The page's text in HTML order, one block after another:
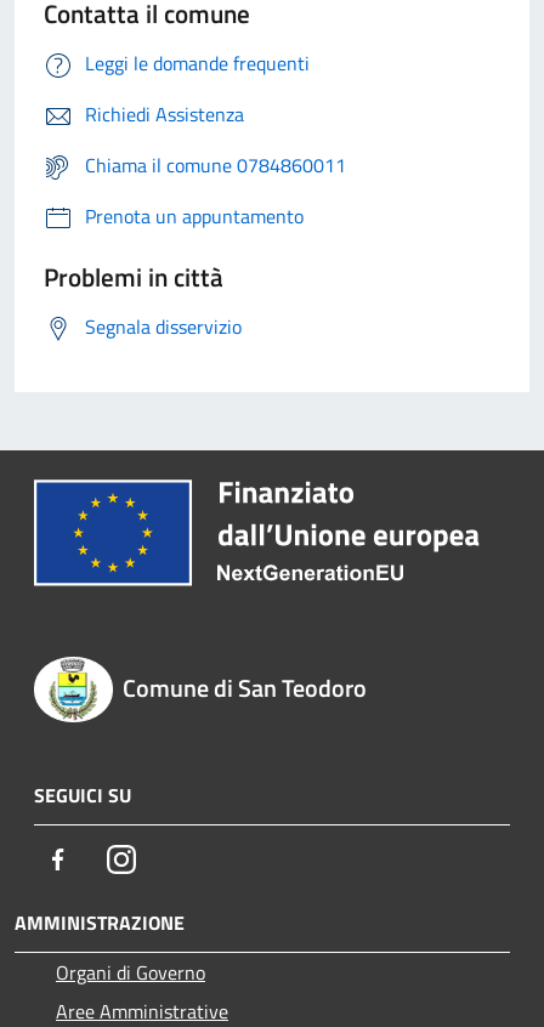
Contatta il comune
Leggi le domande frequenti
Richiedi Assistenza
Chiama il comune 0784860011
Prenota un appuntamento
Problemi in città
Segnala disservizio
Comune di San Teodoro
SEGUICI SU
FacebookInstagram
AMMINISTRAZIONE
Organi di Governo
Aree Amministrative